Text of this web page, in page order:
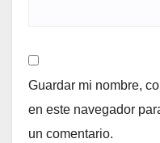
Guardar mi nombre,
en este navegador
un comentario.